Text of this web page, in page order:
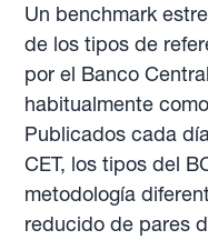
Un benchmark
de los tipos de
por el Banco
habitualmente
Publicados cada
CET, los tipos del
metodología
reducido de pares